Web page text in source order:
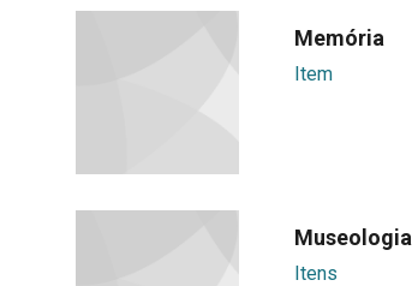
Memória
Item
Museologia
Itens